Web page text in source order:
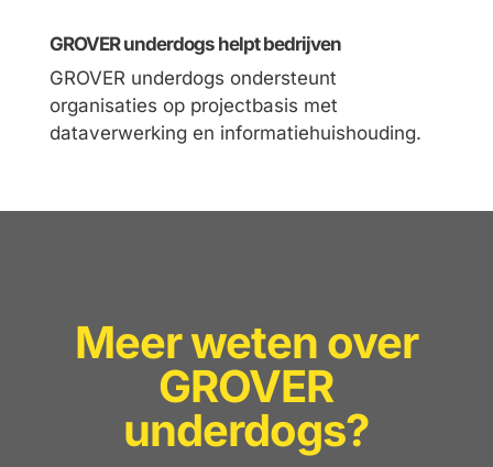
GROVER underdogs helpt bedrijven
GROVER underdogs ondersteunt
organisaties op projectbasis met
dataverwerking en informatiehuishouding.
Meer weten over
GROVER
underdogs?